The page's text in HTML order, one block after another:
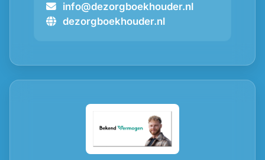
info@dezorgboekhouder.nl
dezorgboekhouder.nl